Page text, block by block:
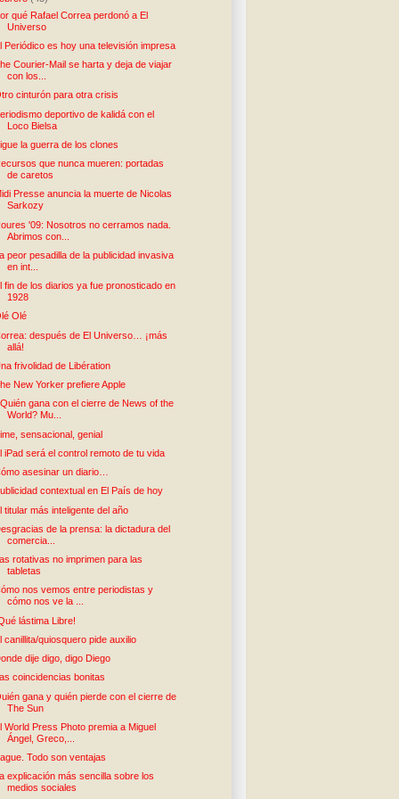
qué Rafael Correa perdonó a El
Universo
Periódico es hoy una televisión impresa
Courier-Mail se harta y deja de viajar
con los...
cinturón para otra crisis
deportivo de kalidá con el
Loco Bielsa
la guerra de los clones
que nunca mueren: portadas
de caretos
Presse anuncia la muerte de Nicolas
Sarkozy
'09: Nosotros no cerramos nada.
Abrimos con...
peor pesadilla de la publicidad invasiva
en int...
fin de los diarios ya fue pronosticado en
1928
Olé
después de El Universo… ¡más
allá!
frivolidad de Libération
New Yorker prefiere Apple
gana con el cierre de News of the
World? Mu...
sensacional, genial
iPad será el control remoto de tu vida
asesinar un diario…
contextual en El País de hoy
titular más inteligente del año
de la prensa: la dictadura del
comercia...
rotativas no imprimen para las
tabletas
nos vemos entre periodistas y
cómo nos ve la ...
lástima Libre!
canillita/quiosquero pide auxilio
dije digo, digo Diego
Las coincidencias bonitas
gana y quién pierde con el cierre de
The Sun
World Press Photo premia a Miguel
Ángel, Greco,...
Todo son ventajas
La explicación más sencilla sobre los
medios sociales